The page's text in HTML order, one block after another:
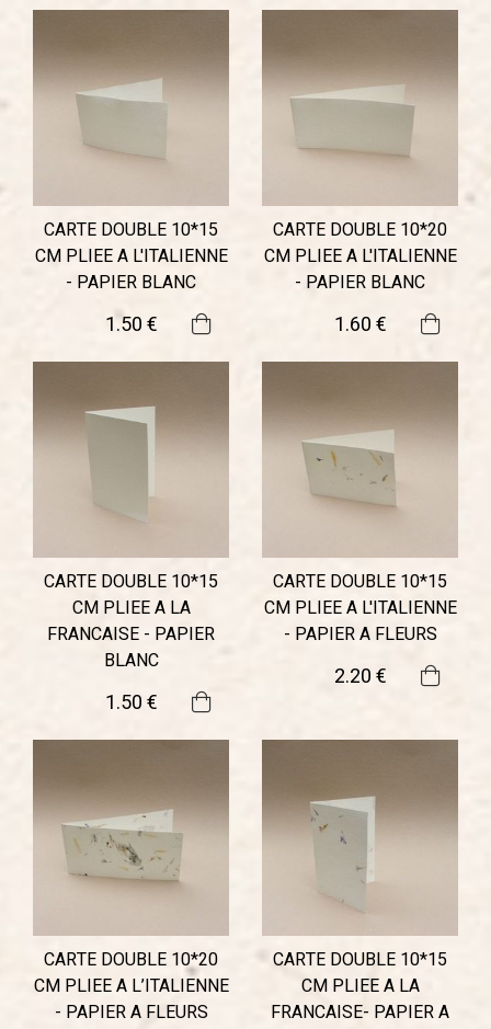
CARTE DOUBLE 10*15
CM PLIEE A L'ITALIENNE
- PAPIER BLANC
1.50€
CARTE DOUBLE 10*20
CM PLIEE A L'ITALIENNE
- PAPIER BLANC
1.60€
CARTE DOUBLE 10*15
CM PLIEE A LA
FRANCAISE - PAPIER
BLANC
1.50€
CARTE DOUBLE 10*15
CM PLIEE A L'ITALIENNE
- PAPIER A FLEURS
2.20€
CARTE DOUBLE 10*20
CM PLIEE A L’ITALIENNE
- PAPIER A FLEURS
CARTE DOUBLE 10*15
CM PLIEE A LA
FRANCAISE- PAPIER A